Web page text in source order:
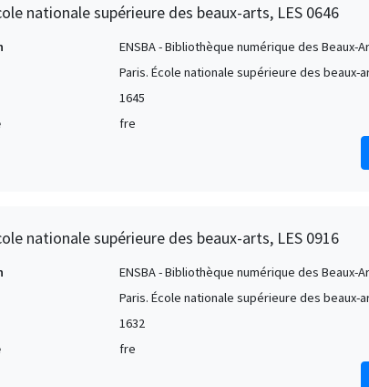
nationale supérieure des beaux-arts, LES 0646
ENSBA - Bibliothèque numérique des Beaux-
Paris. École nationale supérieure des beaux-
1645
fre
nationale supérieure des beaux-arts, LES 0916
ENSBA - Bibliothèque numérique des Beaux-
Paris. École nationale supérieure des beaux-
1632
fre